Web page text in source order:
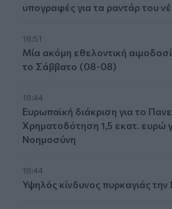
υπογραφές για τα ραντάρ του
18:51
Μία ακόμη εθελοντική
το Σάββατο (08-08)
18:44
Ευρωπαϊκή διάκριση για το
Χρηματοδότηση 1,5 εκατ. ευρώ
Νοημοσύνη
18:44
Υψηλός κίνδυνος πυρκαγιάς